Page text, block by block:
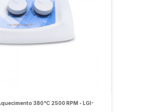
380°C 2500 RPM - LGI-